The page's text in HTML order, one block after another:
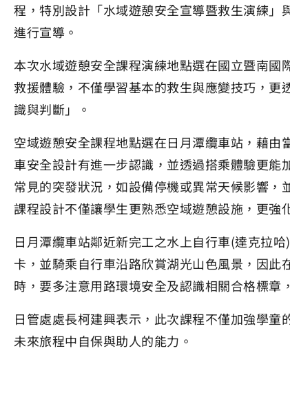
程，特別設計「水域遊憩安全宣導暨救生演練
進行宣導。
本次水域遊憩安全課程演練地點選在國立暨南國
救援體驗，不僅學習基本的救生與應變技巧，
識與判斷」。
空域遊憩安全課程地點選在日月潭纜車站，藉
車安全設計有進一步認識，並透過搭乘體驗更
常見的突發狀況，如設備停機或異常天候影響
課程設計不僅讓學生更熟悉空域遊憩設施，更強
日月潭纜車站鄰近新完工之水上自行車(達克拉
卡，並騎乘自行車沿路欣賞湖光山色風景，因
時，要多注意用路環境安全及認識相關合格標章
日管處處長柯建興表示，此次課程不僅加強學
未來旅程中自保與助人的能力。